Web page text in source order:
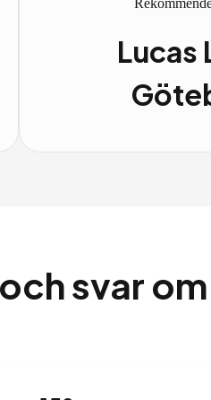
Lucas
svar